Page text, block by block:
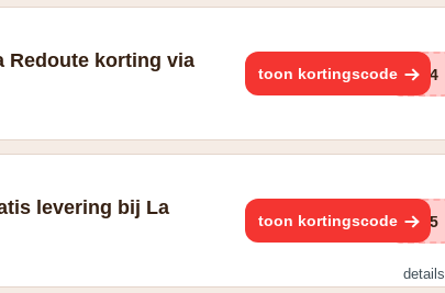
Redoute korting via
toon kortingscode Pf4
levering bij La
toon kortingscode Qu5
details